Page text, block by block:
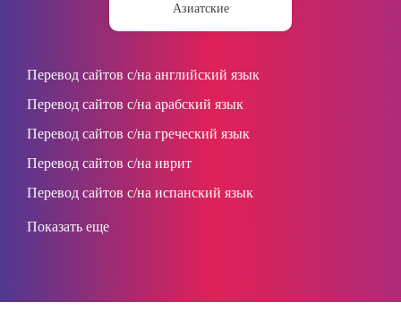
Азиатские
Перевод сайтов с/на английский язык
Перевод сайтов с/на арабский язык
Перевод сайтов с/на греческий язык
Перевод сайтов с/на иврит
Перевод сайтов с/на испанский язык
Показать еще